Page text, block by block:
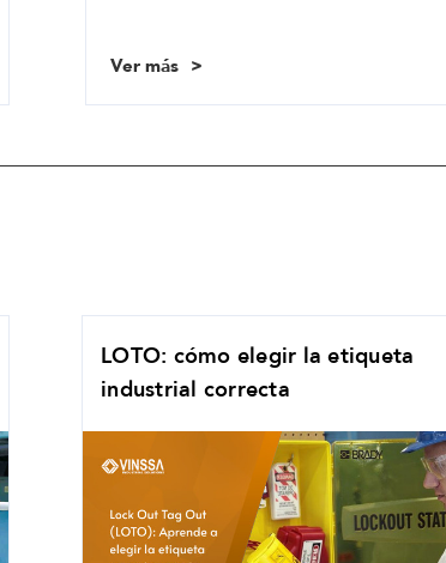
Ver más
LOTO: cómo elegir la etiqueta
industrial correcta